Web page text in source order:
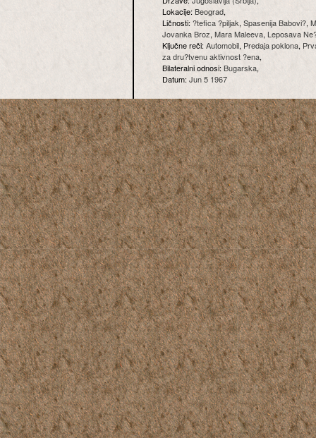
Lokacije:Beograd,
Ličnosti:?tefica ?piljak, Spasenija Babovi?,
Jovanka Broz, Mara Maleeva, Leposava
Ključne reči:Automobil, Predaja poklona,
za dru?tvenu aktivnost ?ena,
Bilateralni odnosi:Bugarska,
Datum: Jun 5 1967